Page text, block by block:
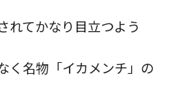
れてかなり目立つよう
く名物「イカメンチ」の